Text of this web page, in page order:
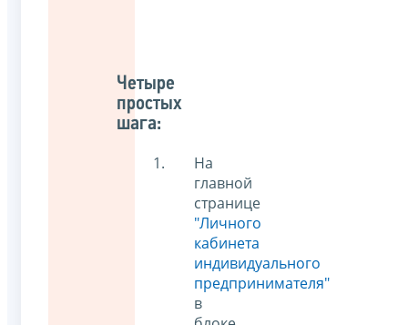
Четыре
простых
шага:
На
главной
странице
"Личного
кабинета
индивидуального
предпринимателя"
в